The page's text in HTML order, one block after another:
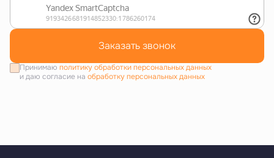
Заказать звонок
Принимаю политику обработки персональных данных
и даю согласие на обработку персональных данных